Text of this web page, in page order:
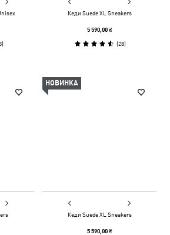
)
Кеди Suede XL Sneakers
5 590,00 ₴
(28)
НОВИНКА
Кеди Suede XL Sneakers
5 590,00 ₴